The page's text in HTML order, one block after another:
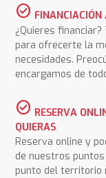
check_circle FINANCIACIÓN
¿Quieres
para ofrecerte la
necesidades.
encargamos de
check_circle RESERVA
QUIERAS
Reserva online y
de nuestros
punto del territorio